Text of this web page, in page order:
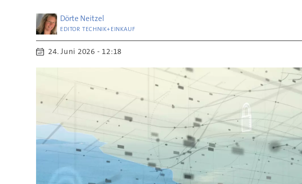
Dörte Neitzel
EDITOR TECHNIK+EINKAUF
24. Juni 2026 - 12:18